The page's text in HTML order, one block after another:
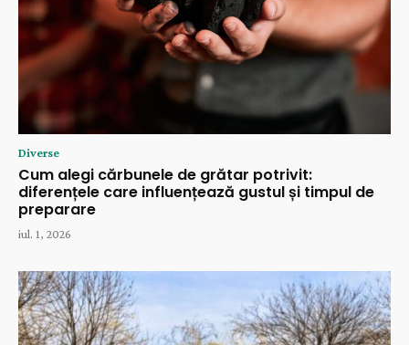
Diverse
Cum alegi cărbunele de grătar potrivit:
diferențele care influențează gustul și timpul de
preparare
iul. 1, 2026